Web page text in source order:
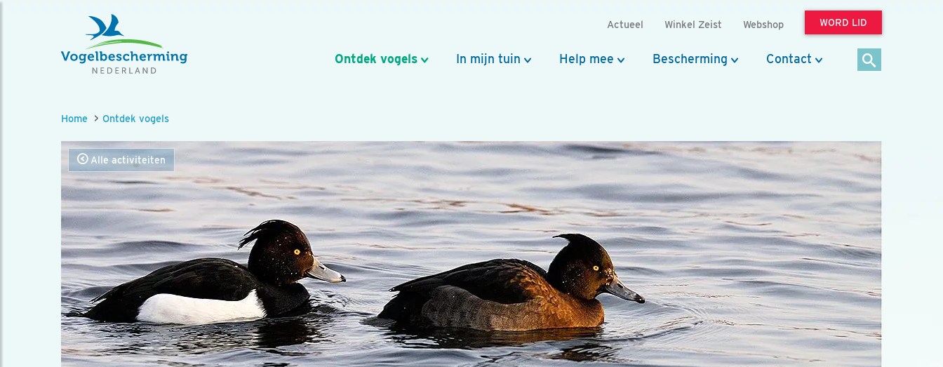
Actueel Winkel Zeist Webshop WORD LID
Ontdek vogels In mijn tuin Help mee Bescherming Contact
Home Ontdek vogels
Alle activiteiten